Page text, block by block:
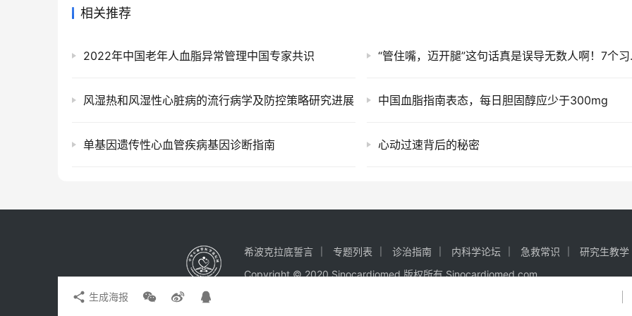
生成海报
相关推荐
2022年中国老年人血脂异常管理中国专家共识 “管住嘴
风湿热和风湿性心脏病的流行病学及防控策略研究进展 中国血脂指南表态，每日胆固醇应少于300mg
单基因遗传性心血管疾病基因诊断指南 心动过速背后的秘密
希波克拉底誓言 专题列表 诊治指南 内科学论坛 急救常识 研究生教学
Copyright © 2020 Sinocardiomed 版权所有Sinocardiomed.com